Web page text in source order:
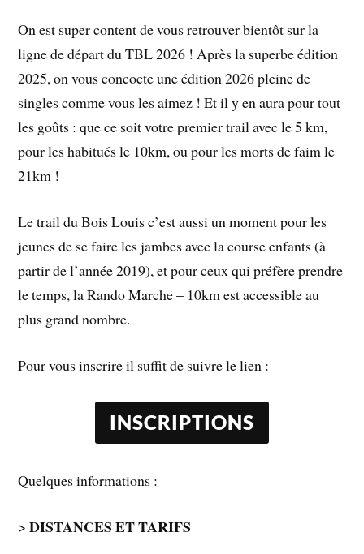
On est super content de vous retrouver bientôt sur la
ligne de départ du TBL 2026 ! Après la superbe édition
2025, on vous concocte une édition 2026 pleine de
singles comme vous les aimez ! Et il y en aura pour tout
les goûts : que ce soit votre premier trail avec le 5 km,
pour les habitués le 10km, ou pour les morts de faim le
21km !
Le trail du Bois Louis c’est aussi un moment pour les
jeunes de se faire les jambes avec la course enfants (à
partir de l’année 2019), et pour ceux qui préfère prendre
le temps, la Rando Marche – 10km est accessible au
plus grand nombre.
Pour vous inscrire il suffit de suivre le lien :
INSCRIPTIONS
Quelques informations :
>DISTANCES ET TARIFS